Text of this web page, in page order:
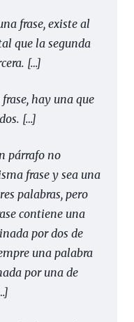
frase, existe al
que la segunda
[…]
hay una que
[…]
párrafo no
frase y sea una
palabras, pero
contiene una
por dos de
una palabra
por una de